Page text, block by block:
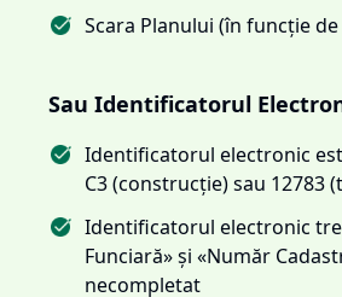
Scara Planului (în funcție
Sau Identificatorul
Identificatorul electronic
C3 (construcție) sau 12783
Identificatorul electronic
Funciară» și «Număr
necompletat